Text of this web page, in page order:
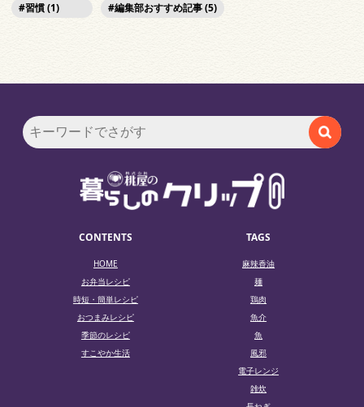
習慣 (1)
編集部おすすめ記事 (5)
CONTENTS
HOME
お弁当レシピ
時短・簡単レシピ
おつまみレシピ
季節のレシピ
すこやか生活
TAGS
麻辣香油
麺
鶏肉
魚介
魚
風邪
電子レンジ
雑炊